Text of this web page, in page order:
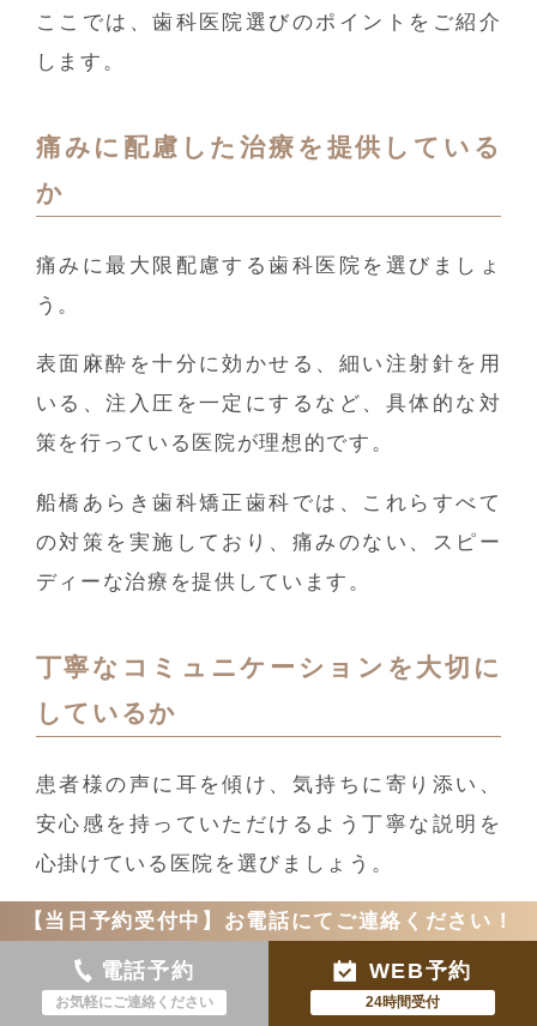
【当日予約受付中】お電話にてご連絡ください！
電話予約
お気軽にご連絡ください
WEB予約
24時間受付
ここでは、歯科医院選びのポイントをご紹介
します。
痛みに配慮した治療を提供している
か
痛みに最大限配慮する歯科医院を選びましょ
う。
表面麻酔を十分に効かせる、細い注射針を用
いる、注入圧を一定にするなど、具体的な対
策を行っている医院が理想的です。
船橋あらき歯科矯正歯科では、これらすべて
の対策を実施しており、痛みのない、スピー
ディーな治療を提供しています。
丁寧なコミュニケーションを大切に
しているか
患者様の声に耳を傾け、気持ちに寄り添い、
安心感を持っていただけるよう丁寧な説明を
心掛けている医院を選びましょう。
治療前にカウンセリングを行い、治療計画と
治療方法について丁寧にわかりやすく説明し
てくれる医院が望ましいです。